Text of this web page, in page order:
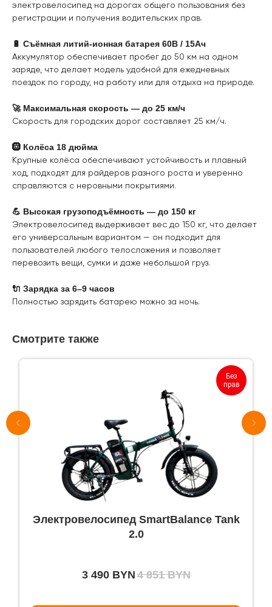
электровелосипед на дорогах общего пользования без
регистрации и получения водительских прав.
🔋 Съёмная литий-ионная батарея 60В / 15Ач
Аккумулятор обеспечивает пробег до 50 км на одном
заряде, что делает модель удобной для ежедневных
поездок по городу, на работу или для отдыха на природе.
🚀 Максимальная скорость — до 25 км/ч
Скорость для городских дорог составляет 25 км/ч.
🛞 Колёса 18 дюйма
Крупные колёса обеспечивают устойчивость и плавный
ход, подходят для райдеров разного роста и уверенно
справляются с неровными покрытиями.
💪 Высокая грузоподъёмность — до 150 кг
Электровелосипед выдерживает вес до 150 кг, что делает
его универсальным вариантом — он подходит для
пользователей любого телосложения и позволяет
перевозить вещи, сумки и даже небольшой груз.
🔌 Зарядка за 6–9 часов
Полностью зарядить батарею можно за ночь.
Смотрите также
Без
прав
Электровелосипед SmartBalance Tank
2.0
3 490 BYN4 851 BYN